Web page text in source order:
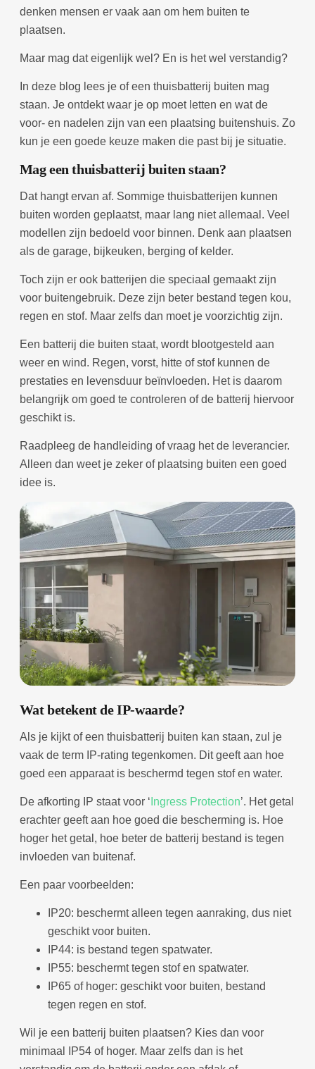
denken mensen er vaak aan om hem buiten te
plaatsen.
Maar mag dat eigenlijk wel? En is het wel verstandig?
In deze blog lees je of een thuisbatterij buiten mag
staan. Je ontdekt waar je op moet letten en wat de
voor- en nadelen zijn van een plaatsing buitenshuis. Zo
kun je een goede keuze maken die past bij je situatie.
Mag een thuisbatterij buiten staan?
Dat hangt ervan af. Sommige thuisbatterijen kunnen
buiten worden geplaatst, maar lang niet allemaal. Veel
modellen zijn bedoeld voor binnen. Denk aan plaatsen
als de garage, bijkeuken, berging of kelder.
Toch zijn er ook batterijen die speciaal gemaakt zijn
voor buitengebruik. Deze zijn beter bestand tegen kou,
regen en stof. Maar zelfs dan moet je voorzichtig zijn.
Een batterij die buiten staat, wordt blootgesteld aan
weer en wind. Regen, vorst, hitte of stof kunnen de
prestaties en levensduur beïnvloeden. Het is daarom
belangrijk om goed te controleren of de batterij hiervoor
geschikt is.
Raadpleeg de handleiding of vraag het de leverancier.
Alleen dan weet je zeker of plaatsing buiten een goed
idee is.
Wat betekent de IP-waarde?
Als je kijkt of een thuisbatterij buiten kan staan, zul je
vaak de term IP-rating tegenkomen. Dit geeft aan hoe
goed een apparaat is beschermd tegen stof en water.
De afkorting IP staat voor ‘ Ingress Protection’. Het getal
erachter geeft aan hoe goed die bescherming is. Hoe
hoger het getal, hoe beter de batterij bestand is tegen
invloeden van buitenaf.
Een paar voorbeelden:
IP20: beschermt alleen tegen aanraking, dus niet
geschikt voor buiten.
IP44: is bestand tegen spatwater.
IP55: beschermt tegen stof en spatwater.
IP65 of hoger: geschikt voor buiten, bestand
tegen regen en stof.
Wil je een batterij buiten plaatsen? Kies dan voor
minimaal IP54 of hoger. Maar zelfs dan is het